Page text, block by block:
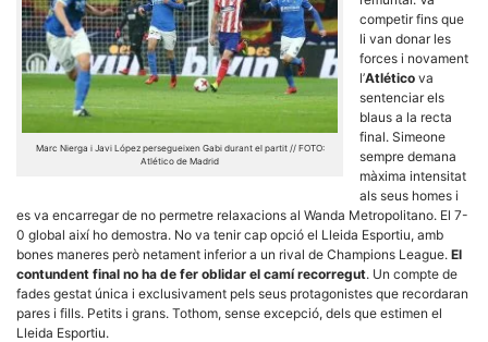
Marc Nierga i Javi López persegueixen Gabi durant el partit // FOTO:
Atlético de Madrid
competir fins que
li van donar les
forces i novament
l’Atlético va
sentenciar els
blaus a la recta
final. Simeone
sempre demana
màxima intensitat
als seus homes i
es va encarregar de no permetre relaxacions al Wanda Metropolitano. El 7-
0 global així ho demostra. No va tenir cap opció el Lleida Esportiu, amb
bones maneres però netament inferior a un rival de Champions League. El
contundent final no ha de fer oblidar el camí recorregut. Un compte de
fades gestat única i exclusivament pels seus protagonistes que recordaran
pares i fills. Petits i grans. Tothom, sense excepció, dels que estimen el
Lleida Esportiu.
Necessàries
Aquestes
cookies no
són